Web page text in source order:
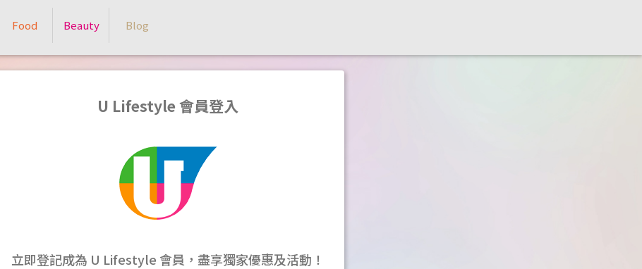
Food Beauty Blog
U Lifestyle 會員登入
立即登記成為 U Lifestyle 會員，盡享獨家優惠及活動！